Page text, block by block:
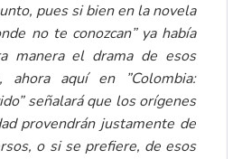
pues si bien en la novela
no te conozcan” ya había
manera el drama de esos
ahora aquí en ”Colombia:
señalará que los orígenes
provendrán justamente de
o si se prefiere, de esos